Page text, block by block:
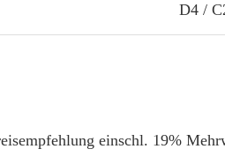
D4 /
einschl. 19%